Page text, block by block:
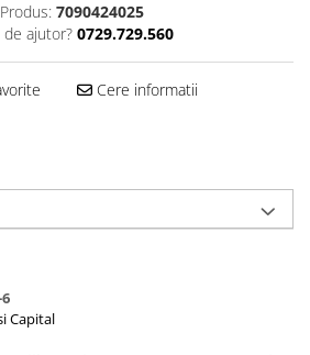
7090424025
de ajutor? 0729.729.560
Cere informatii
Capital